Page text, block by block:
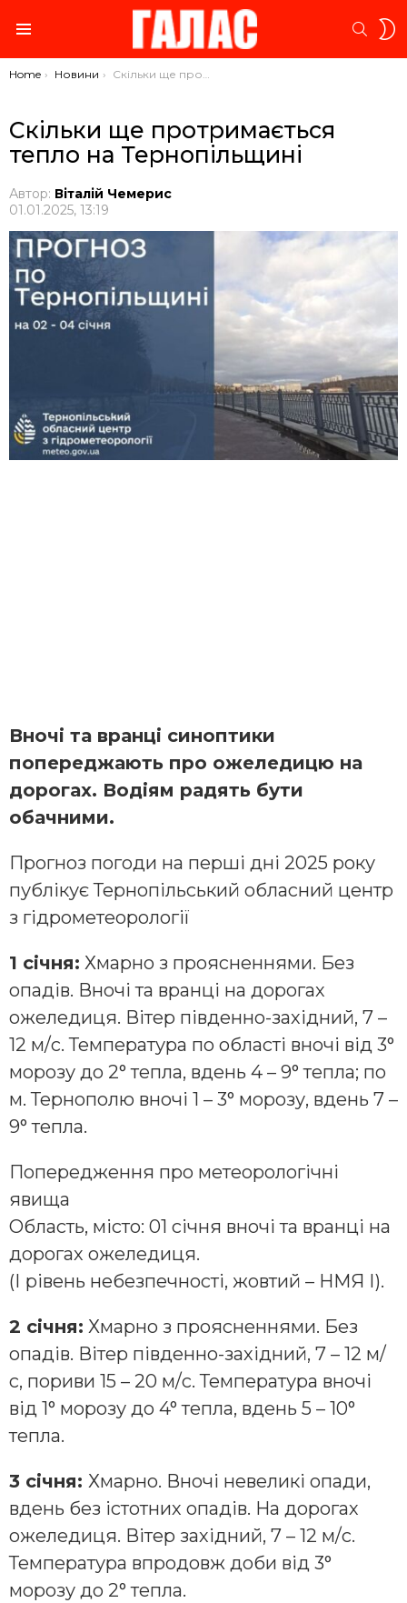
You are here:
Home Новини Скільки ще протримається тепло на Тернопільщині
Скільки ще протримається
тепло на Тернопільщині
Автор: Віталій Чемерис
01.01.2025, 13:19
Вночі та вранці синоптики
попереджають про ожеледицю на
дорогах. Водіям радять бути
обачними.
Прогноз погоди на перші дні 2025 року
публікує Тернопільський обласний центр
з гідрометеорології
1 січня: Хмарно з проясненнями. Без
опадів. Вночі та вранці на дорогах
ожеледиця. Вітер південно-західний, 7 –
12 м/с. Температура по області вночі від 3°
морозу до 2° тепла, вдень 4 – 9° тепла; по
м. Тернополю вночі 1 – 3° морозу, вдень 7 –
9° тепла.
Попередження про метеорологічні
явища
Область, місто: 01 січня вночі та вранці на
дорогах ожеледиця.
(І рівень небезпечності, жовтий – НМЯ І).
2 січня: Хмарно з проясненнями. Без
опадів. Вітер південно-західний, 7 – 12 м/
с, пориви 15 – 20 м/с. Температура вночі
від 1° морозу до 4° тепла, вдень 5 – 10°
тепла.
3 січня: Хмарно. Вночі невеликі опади,
вдень без істотних опадів. На дорогах
ожеледиця. Вітер західний, 7 – 12 м/с.
Температура впродовж доби від 3°
морозу до 2° тепла.